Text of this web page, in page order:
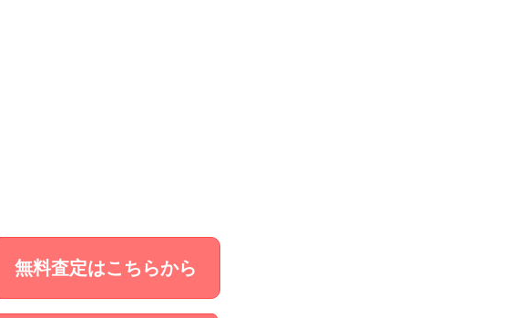
無料査定はこちらから